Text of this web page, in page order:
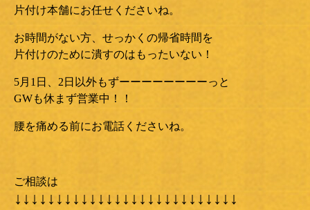
片付け本舗にお任せくださいね。
お時間がない方、せっかくの帰省時間を
片付けのために潰すのはもったいない！
5月1日、2日以外もずーーーーーーーーっと
GWも休まず営業中！！
腰を痛める前にお電話くださいね。
ご相談は
↓↓↓↓↓↓↓↓↓↓↓↓↓↓↓↓↓↓↓↓↓↓↓↓↓↓↓